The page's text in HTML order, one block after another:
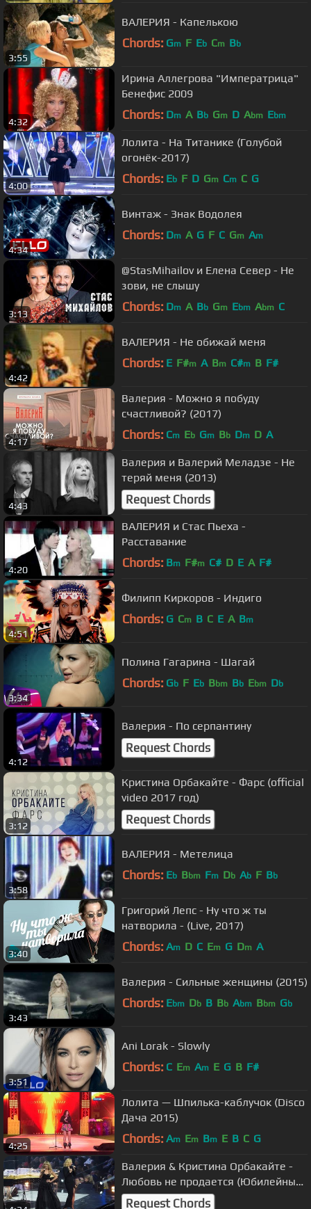
3:55
ВАЛЕРИЯ - Капелькою
Chords: Gm F Eb Cm Bb
4:32
Ирина Аллегрова "Императрица"
Бенефис 2009
Chords: Dm A Bb Gm D Abm Ebm
4:00
Лолита - На Титанике (Голубой
огонёк-2017)
Chords: Eb F D Gm Cm C G
4:34
Винтаж - Знак Водолея
Chords: Dm A G F C Gm Am
3:13
@StasMihailov и Елена Север - Не
зови, не слышу
Chords: Dm A Bb Gm Ebm Abm C
4:42
ВАЛЕРИЯ - Не обижай меня
Chords: E F#m A Bm C#m B F#
4:17
Валерия - Можно я побуду
счастливой? (2017)
Chords: Cm Eb Gm Bb Dm D A
4:43
Валерия и Валерий Меладзе - Не
теряй меня (2013)
Request Chords
4:20
ВАЛЕРИЯ и Стас Пьеха -
Расставание
Chords: Bm F#m C# D E A F#
4:51
Филипп Киркоров - Индиго
Chords: G Cm B C E A Bm
3:34
Полина Гагарина - Шагай
Chords: Gb F Eb Bbm Bb Ebm Db
4:12
Валерия - По серпантину
Request Chords
3:12
Кристина Орбакайте - Фарс (official
video 2017 год)
Request Chords
3:58
ВАЛЕРИЯ - Метелица
Chords: Eb Bbm Fm Db Ab F Bb
3:40
Григорий Лепс - Ну что ж ты
натворила - (Live, 2017)
Chords: Am D C Em G Dm A
3:43
Валерия - Сильные женщины (2015)
Chords: Ebm Db B Bb Abm Bbm Gb
3:51
Ani Lorak - Slowly
Chords: C Em Am E G B F#
4:25
Лолита — Шпилька-каблучок (Disco
Дача 2015)
Chords: Am Em Bm E B C G
Валерия & Кристина Орбакайте -
Любовь не продается (Юбилейный
вечер Виктора Дробыша, "Россия
Request Chords